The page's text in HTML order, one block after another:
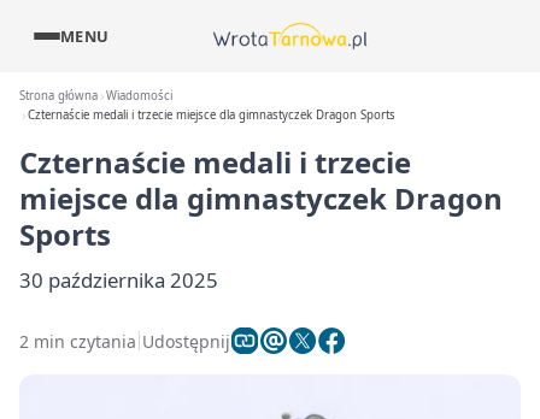
MENU
Strona główna Wiadomości
Czternaście medali i trzecie miejsce dla gimnastyczek Dragon Sports
Czternaście medali i trzecie
miejsce dla gimnastyczek Dragon
Sports
30 października 2025
2 min czytania Udostępnij